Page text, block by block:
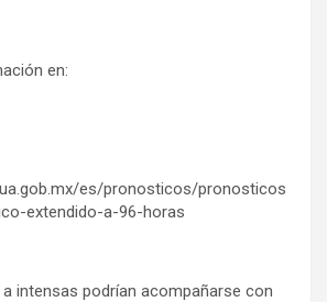
en:
es/pronosticos/pronosticos
extendido-a-96-horas
intensas podrían acompañarse con